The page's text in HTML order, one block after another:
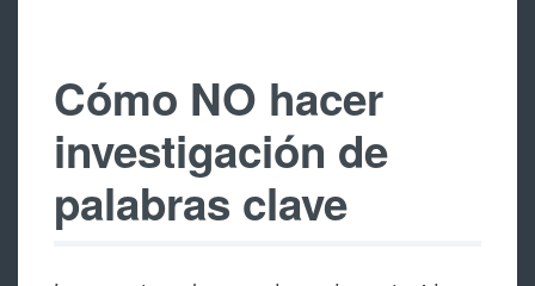
Cómo NO hacer
investigación de
palabras clave